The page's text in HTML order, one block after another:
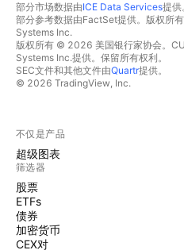
部分市场数据由ICE Data Services提供
部分参考数据由FactSet提供。版权所
Systems Inc.
版权所有 © 2026 美国银行家协会。
Systems Inc.提供。保留所有权利。
SEC文件和其他文件由Quartr提供。
© 2026 TradingView, Inc.
不仅是产品
超级图表
筛选器
股票
ETFs
债券
加密货币
CEX对